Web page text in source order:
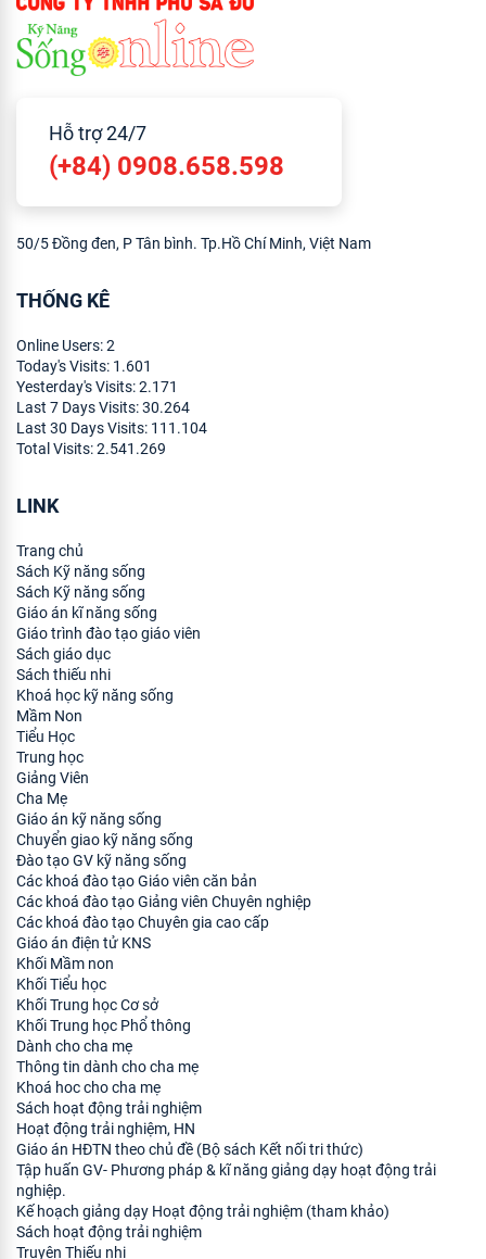
Hỗ trợ 24/7
(+84) 0908.658.598
50/5 Đồng đen, P Tân bình. Tp.Hồ Chí Minh, Việt Nam
THỐNG KÊ
Online Users:2
Today's Visits: 1.601
Yesterday's Visits:2.171
Last 7 Days Visits:30.264
Last 30 Days Visits: 111.104
Total Visits:2.541.269
LINK
Trang chủ
Sách Kỹ năng sống
Sách Kỹ năng sống
Giáo án kĩ năng sống
Giáo trình đào tạo giáo viên
Sách giáo dục
Sách thiếu nhi
Khoá học kỹ năng sống
Mầm Non
Tiểu Học
Trung học
Giảng Viên
Cha Mẹ
Giáo án kỹ năng sống
Chuyển giao kỹ năng sống
Đào tạo GV kỹ năng sống
Các khoá đào tạo Giáo viên căn bản
Các khoá đào tạo Giảng viên Chuyên nghiệp
Các khoá đào tạo Chuyên gia cao cấp
Giáo án điện tử KNS
Khối Mầm non
Khối Tiểu học
Khối Trung học Cơ sở
Khối Trung học Phổ thông
Dành cho cha mẹ
Thông tin dành cho cha mẹ
Khoá hoc cho cha mẹ
Sách hoạt động trải nghiệm
Hoạt động trải nghiệm, HN
Giáo án HĐTN theo chủ đề (Bộ sách Kết nối tri thức)
Tập huấn GV- Phương pháp & kĩ năng giảng dạy hoạt động trải
nghiệp.
Kế hoạch giảng dạy Hoạt động trải nghiệm (tham khảo)
Sách hoạt động trải nghiệm
Truyện Thiếu nhi